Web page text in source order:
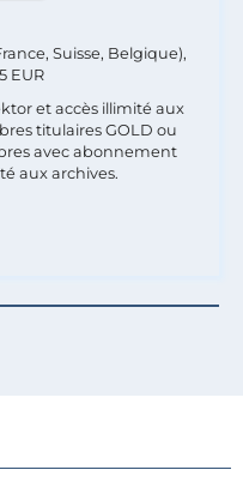
Suisse, Belgique),
EUR
et accès illimité aux
titulaires GOLD ou
avec abonnement
aux archives.